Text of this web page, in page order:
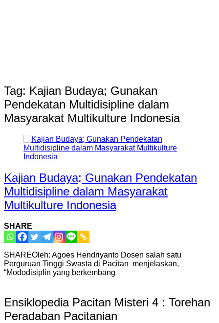
Tag: Kajian Budaya; Gunakan
Pendekatan Multidisipline dalam
Masyarakat Multikulture Indonesia
Kajian Budaya; Gunakan Pendekatan
Multidisipline dalam Masyarakat
Multikulture Indonesia
SHARE
SHAREOleh: Agoes Hendriyanto Dosen salah satu
Perguruan Tinggi Swasta di Pacitan menjelaskan,
“Mododisiplin yang berkembang
Ensiklopedia Pacitan Misteri 4 : Torehan
Peradaban Pacitanian